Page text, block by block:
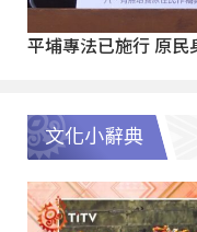
平埔專法已施行 原民
文化小辭典